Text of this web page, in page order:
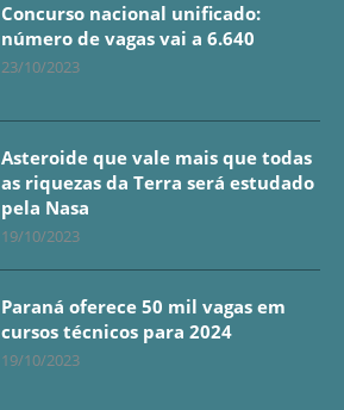
Concurso nacional unificado:
número de vagas vai a 6.640
23/10/2023
Asteroide que vale mais que todas
as riquezas da Terra será estudado
pela Nasa
19/10/2023
Paraná oferece 50 mil vagas em
cursos técnicos para 2024
19/10/2023